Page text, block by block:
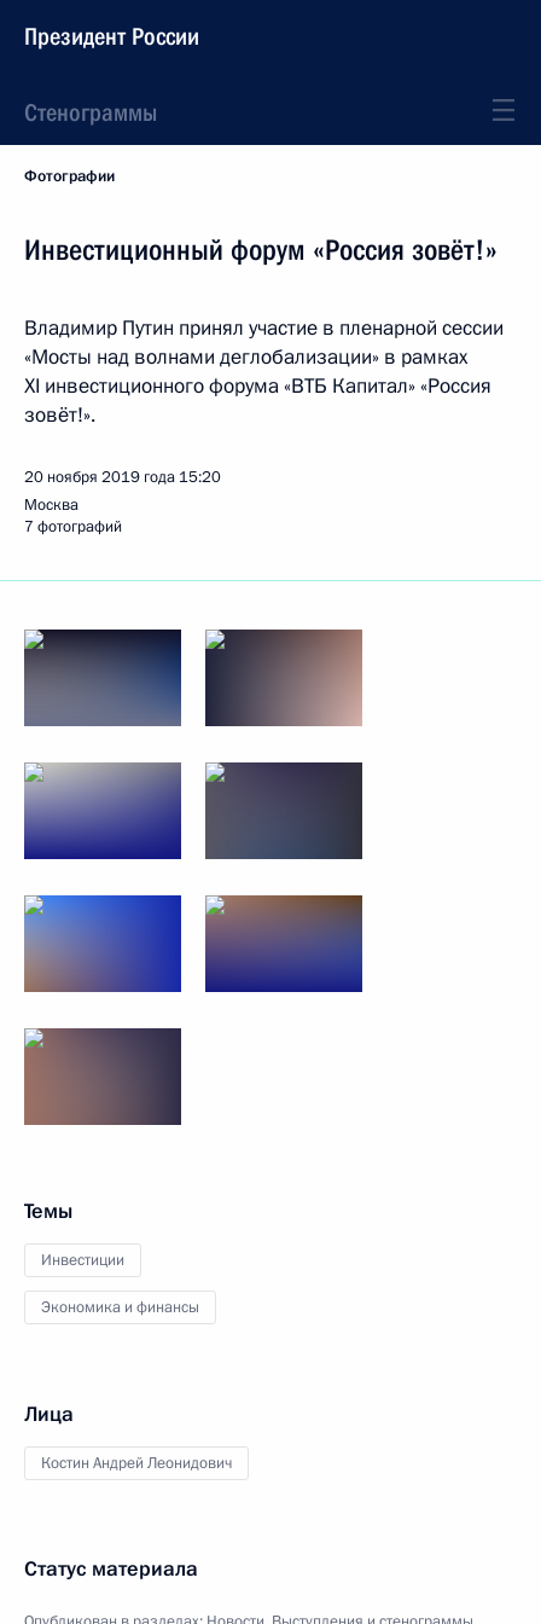
Президент России
Стенограммы
Фотографии
Инвестиционный форум «Россия зовёт!»
Владимир Путин принял участие в пленарной сессии
«Мосты над волнами деглобализации» в рамках
XI инвестиционного форума «ВТБ Капитал» «Россия
зовёт!».
20 ноября 2019 года 15:20
Москва
7 фотографий
Темы
Инвестиции
Экономика и финансы
Лица
Костин Андрей Леонидович
Статус материала